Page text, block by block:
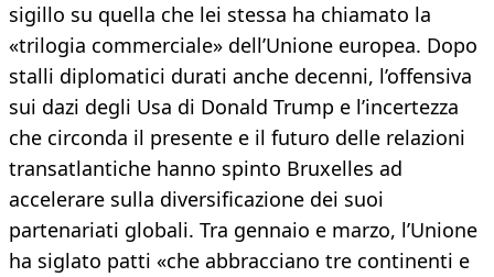
sigillo su quella che lei stessa ha chiamato la
«trilogia commerciale» dell’Unione europea. Dopo
stalli diplomatici durati anche decenni, l’offensiva
sui dazi degli Usa di Donald Trump e l’incertezza
che circonda il presente e il futuro delle relazioni
transatlantiche hanno spinto Bruxelles ad
accelerare sulla diversificazione dei suoi
partenariati globali. Tra gennaio e marzo, l’Unione
ha siglato patti «che abbracciano tre continenti e